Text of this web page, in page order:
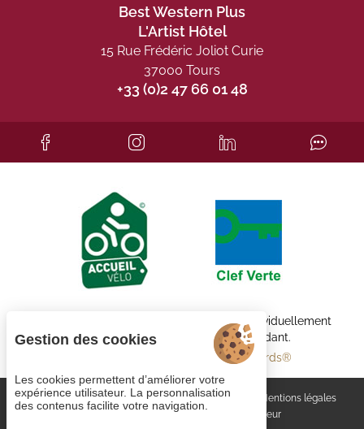
Best Western Plus
L'Artist Hôtel
15 Rue Frédéric Joliot Curie
37000 Tours
+33 (0)2 47 66 01 48
Chaque établissement BWH Hotels est individuellement
exploité par un propriétaire indépendant.
Best Western Rewards®
Gestion des cookies Rejoignez-nous CGV
Mentions légales
© 2023 Juliana Web créateur
Gestion des cookies
Les cookies permettent d’améliorer votre
expérience utilisateur. La personnalisation
des contenus facilite votre navigation.